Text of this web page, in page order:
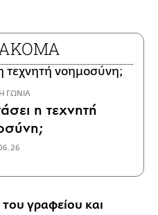
ΑΚΟΜΑ
ΓΩΝΙΑ
η τεχνητή
γραφείου και